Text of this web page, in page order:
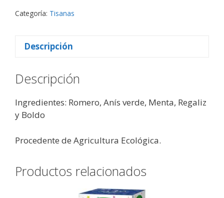
Categoría: Tisanas
Descripción
Descripción
Ingredientes: Romero, Anís verde, Menta, Regaliz
y Boldo
Procedente de Agricultura Ecológica.
Productos relacionados